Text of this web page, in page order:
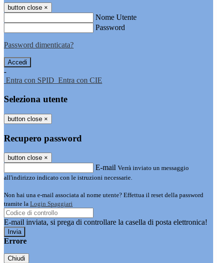
button close ×
Nome Utente
Password
Password dimenticata?
-
Entra con SPID Entra con CIE
Seleziona utente
button close ×
Recupero password
button close ×
E-mail Verrà inviato un messaggio
all'indirizzo indicato con le istruzioni necessarie.
Non hai una e-mail associata al nome utente? Effettua il reset della password
tramite la Login Spaggiari
E-mail inviata, si prega di controllare la casella di posta elettronica!
Errore
Chiudi